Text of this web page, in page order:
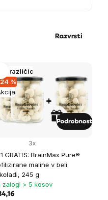
Razvrsti
%
Več različic
GRATIS: BrainMax Pure®
maline v beli
245 g
3x
zalogi > 5 kosov
Podrobnost